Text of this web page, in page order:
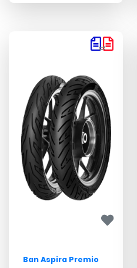
Ban Aspira Premio